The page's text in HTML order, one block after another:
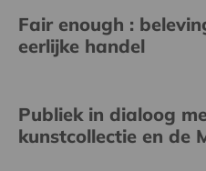
Fair enough :
eerlijke handel
Publiek in dialoog
kunstcollectie en de